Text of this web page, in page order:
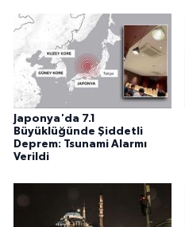
Japonya'da 7.1
Büyüklüğünde Şiddetli
Deprem: Tsunami Alarmı
Verildi